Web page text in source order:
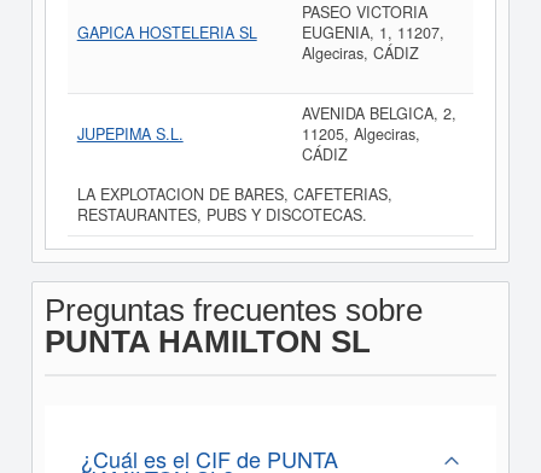
GAPICA HOSTELERIA SL
PASEO VICTORIA
EUGENIA, 1, 11207,
Algeciras, CÁDIZ
JUPEPIMA S.L.
AVENIDA BELGICA, 2,
11205, Algeciras,
CÁDIZ
LA EXPLOTACION DE BARES, CAFETERIAS,
RESTAURANTES, PUBS Y DISCOTECAS.
Preguntas frecuentes sobre
PUNTA HAMILTON SL
¿Cuál es el CIF de PUNTA